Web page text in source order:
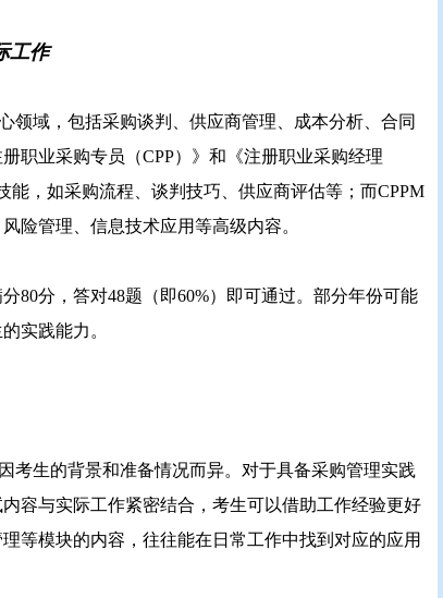
工作
领域，包括采购谈判、供应商管理、成本分析、合同
职业采购专员（CPP）》和《注册职业采购经理
能，如采购流程、谈判技巧、供应商评估等；而CPPM
险管理、信息技术应用等高级内容。
80分，答对48题（即60%）即可通过。部分年份可能
实践能力。
考生的背景和准备情况而异。对于具备采购管理实践
容与实际工作紧密结合，考生可以借助工作经验更好
等模块的内容，往往能在日常工作中找到对应的应用